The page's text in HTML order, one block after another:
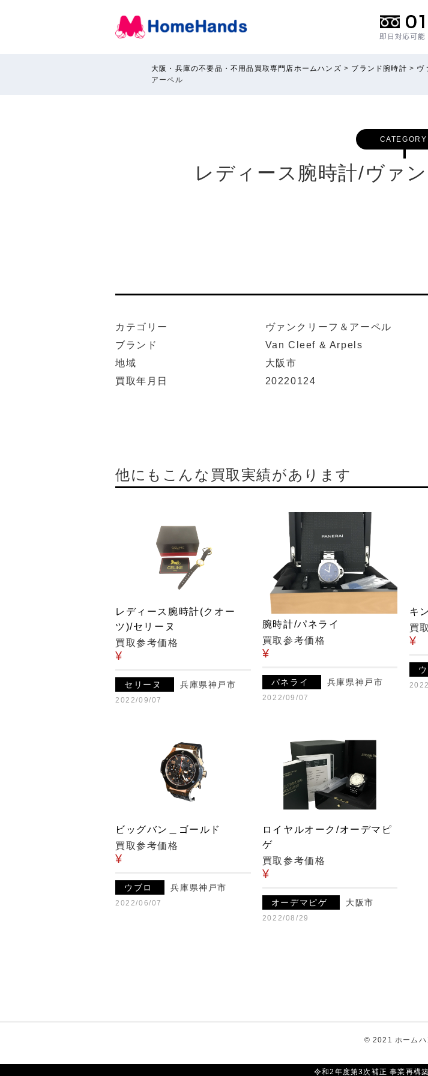
大阪・兵庫の不要品・不用品買取専門店ホームハンズ > ブランド腕時計 > ヴ
アーペル
CATEGORY
レディース腕時計/ヴァ
カテゴリー
ヴァンクリーフ＆アーペル
ブランド
Van Cleef & Arpels
地域
大阪市
買取年月日
20220124
他にもこんな買取実績があります
レディース腕時計(クオー
ツ)/セリーヌ
買取参考価格
¥
セリーヌ 兵庫県神戸市
2022/09/07
腕時計/パネライ
買取参考価格
¥
パネライ 兵庫県神戸市
2022/09/07
キ
買
¥
ビッグバン＿ゴールド
買取参考価格
¥
ウブロ 兵庫県神戸市
2022/06/07
ロイヤルオーク/オーデマピ
ゲ
買取参考価格
¥
オーデマピゲ 大阪市
2022/08/29
© 2021 ホームハ
令和2年度第3次補正 事業再構